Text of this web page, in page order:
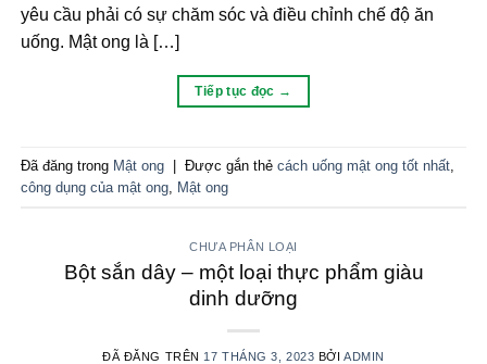
yêu cầu phải có sự chăm sóc và điều chỉnh chế độ ăn
uống. Mật ong là […]
Tiếp tục đọc →
Đã đăng trong Mật ong | Được gắn thẻ cách uống mật ong tốt nhất
công dụng của mật ong Mật ong
CHƯA PHÂN LOẠI
Bột sắn dây – một loại thực phẩm giàu
dinh dưỡng
ĐÃ ĐĂNG TRÊN 17 THÁNG 3, 2023 BỞIADMIN